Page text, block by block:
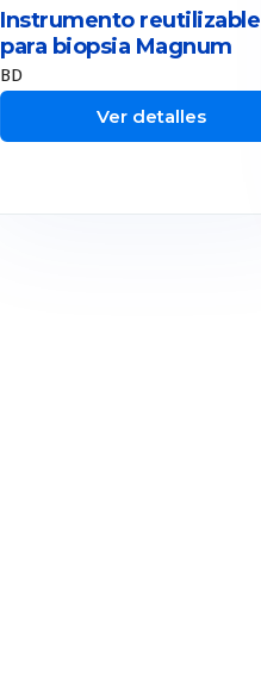
Instrumento reutilizable
para biopsia Magnum
BD
Ver detalles